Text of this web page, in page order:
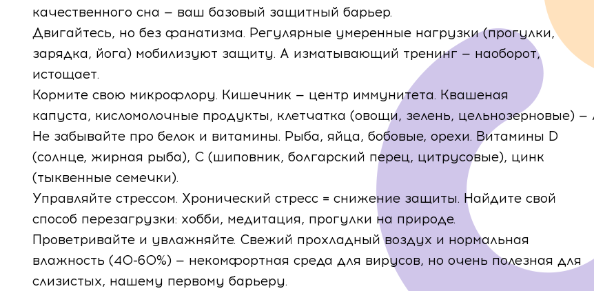
качественного сна — ваш базовый защитный барьер.
Двигайтесь, но без фанатизма. Регулярные умеренные нагрузки (прогулки,
зарядка, йога) мобилизуют защиту. А изматывающий тренинг — наоборот,
истощает.
Кормите свою микрофлору. Кишечник — центр иммунитета. Квашеная
капуста, кисломолочные продукты, клетчатка (овощи, зелень, цельнозерновые)
Не забывайте про белок и витамины. Рыба, яйца, бобовые, орехи. Витамины D
(солнце, жирная рыба), C (шиповник, болгарский перец, цитрусовые), цинк
(тыквенные семечки).
Управляйте стрессом. Хронический стресс = снижение защиты. Найдите свой
способ перезагрузки: хобби, медитация, прогулки на природе.
Проветривайте и увлажняйте. Свежий прохладный воздух и нормальная
влажность (40-60%) — некомфортная среда для вирусов, но очень полезная для
слизистых, нашему первому барьеру.
История
Услуги
Отзывы
Контакты
Вертикальные роды
Договор публичной оферты
Палаты повышенной комфортности отделения
Популярные услуги
Запись на прием
Ф.И.О.
Телефон Email
Возраст
Я ознакомлен(а) и согласен(а) сПолитикой в
отношении обработки персональных данных
Правилами пользования сайтом
Ф.И.О.
Место фактического проживания
Регион получения полиса ОМС